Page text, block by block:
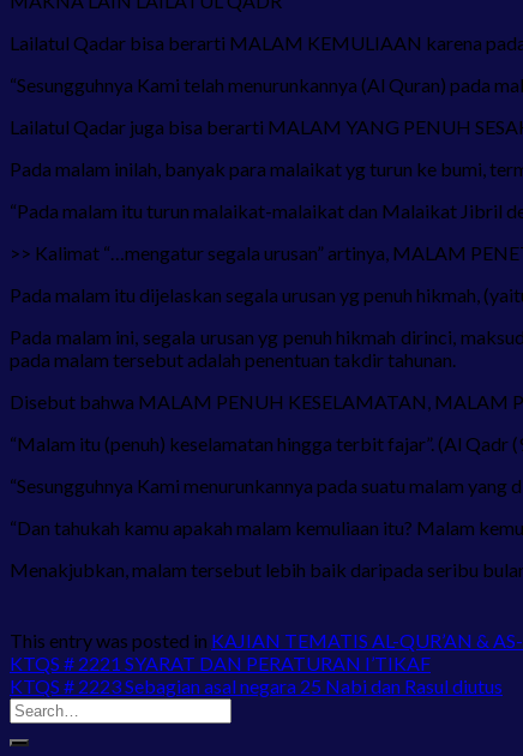
Lailatul Qadar bisa berarti MALAM KEMULIAAN karena
“Sesungguhnya Kami telah menurunkannya (Al Quran) pada
Lailatul Qadar juga bisa berarti MALAM YANG PENUH
Pada malam inilah, banyak para malaikat yg turun ke bumi,
“Pada malam itu turun malaikat-malaikat dan Malaikat Jibril
>> Kalimat “…mengatur segala urusan” artinya, MALAM
Pada malam itu dijelaskan segala urusan yg penuh hikmah,
Pada malam ini, segala urusan yg penuh hikmah dirinci,
pada malam tersebut adalah penentuan takdir tahunan.
Disebut bahwa MALAM PENUH KESELAMATAN,
“Malam itu (penuh) keselamatan hingga terbit fajar”. (Al Qadr
“Sesungguhnya Kami menurunkannya pada suatu malam yang
“Dan tahukah kamu apakah malam kemuliaan itu? Malam
Menakjubkan, malam tersebut lebih baik daripada seribu
This entry was posted in KAJIAN TEMATIS AL-QUR’AN &
KTQS # 2221 SYARAT DAN PERATURAN I’TIKAF
KTQS # 2223 Sebagian asal negara 25 Nabi dan Rasul diutus